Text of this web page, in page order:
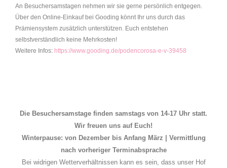
An Besuchersamstagen nehmen wir sie gerne persönlich entgegen.
Über den Online-Einkauf bei Gooding könnt Ihr uns durch das
Prämiensystem zusätzlich unterstützen. Euch entstehen
selbstverständlich keine Mehrkosten!
Weitere Infos: https://www.gooding.de/podencorosa-e-v-39458
Die Besuchersamstage finden samstags von 14-17 Uhr statt.
Wir freuen uns auf Euch!
Winterpause: von Dezember bis Anfang März | Vermittlung
nach vorheriger Terminabsprache
Bei widrigen Wetterverhältnissen kann es sein, dass unser Hof